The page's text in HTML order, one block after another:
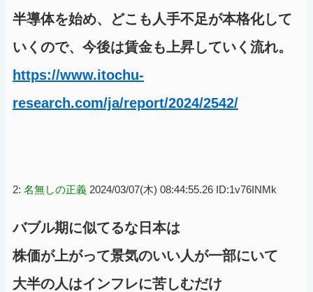
半導体を始め、どこも人手不足が本格化して
いくので、今後は賃金も上昇していく流れ。
https://www.itochu-
research.com/ja/report/2024/2542/
2: 名無しの正義 2024/03/07(木) 08:44:55.26 ID:1v76INMk
バブル期に似てるな日本は
株価が上がって景気のいい人が一部にいて
大半の人はインフレに苦しむだけ